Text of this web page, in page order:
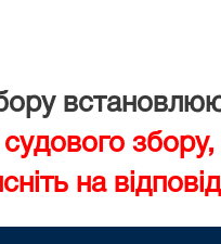
на